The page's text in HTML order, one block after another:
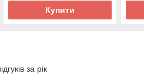
Купити
за рік